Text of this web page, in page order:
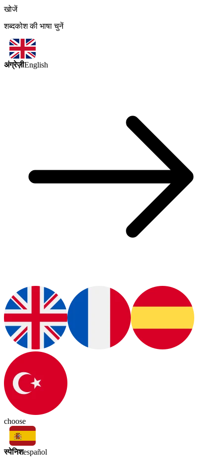
खोजें
शब्दकोश की भाषा चुनें
अंग्रेज़ीEnglish
choose
स्पेनिशespañol